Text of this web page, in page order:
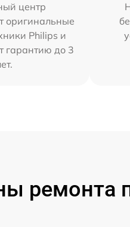
центр
оригинальные
Philips и
гарантию до 3
ремонта